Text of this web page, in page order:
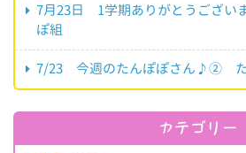
7月23日 1学期ありがとうござ
ぽ組
7/23 今週のたんぽぽさん♪② た
カテゴリー